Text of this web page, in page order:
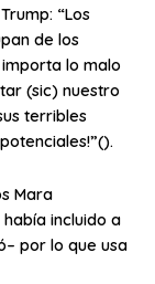
“Los
de los
lo malo
(sic) nuestro
terribles
Mara
había incluido a
por lo que usa